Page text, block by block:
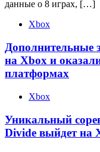
данные о 8 играх, […]
Xbox
Дополнительные
на Xbox и
платформах
Xbox
Уникальный
Divide выйдет на